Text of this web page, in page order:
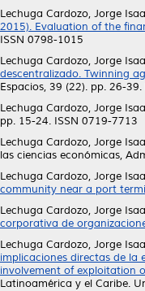
Lechuga Cardozo, Jorge
2015). Evaluation of the
ISSN 0798-1015
Lechuga Cardozo, Jorge
descentralizado. Twinning
Espacios, 39 (22). pp. 26-
Lechuga Cardozo, Jorge
pp. 15-24. ISSN 0719-7713
Lechuga Cardozo, Jorge
las ciencias económicas,
Lechuga Cardozo, Jorge
community near a port
Lechuga Cardozo, Jorge
corporativa de
Lechuga Cardozo, Jorge
implicaciones directas de la
involvement of exploitation
Latinoamérica y el Caribe.